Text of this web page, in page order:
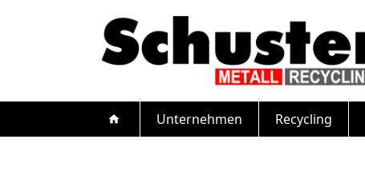
home Unternehmen Recycling